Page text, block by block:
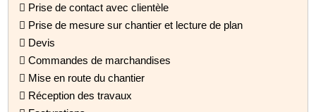
 Prise de contact avec clientèle
 Prise de mesure sur chantier et lecture de plan
 Devis
 Commandes de marchandises
 Mise en route du chantier
 Réception des travaux